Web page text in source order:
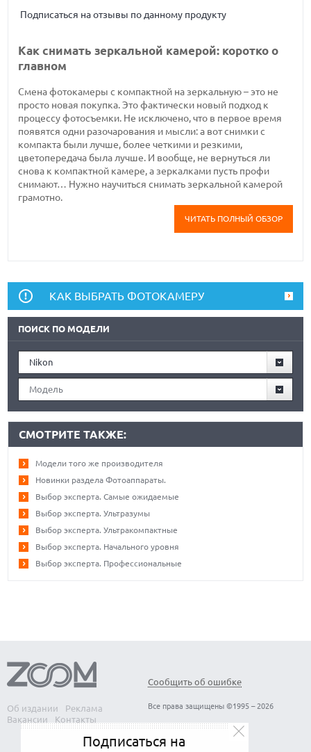
Подписаться на отзывы по данному продукту
Как снимать зеркальной камерой: коротко о
главном
Смена фотокамеры с компактной на зеркальную – это не
просто новая покупка. Это фактически новый подход к
процессу фотосъемки. Не исключено, что в первое время
появятся одни разочарования и мысли: а вот снимки с
компакта были лучше, более четкими и резкими,
цветопередача была лучше. И вообще, не вернуться ли
снова к компактной камере, а зеркалками пусть профи
снимают… Нужно научиться снимать зеркальной камерой
грамотно.
ЧИТАТЬ ПОЛНЫЙ ОБЗОР
КАК ВЫБРАТЬ ФОТОКАМЕРУ
ПОИСК ПО МОДЕЛИ
Nikon
Модель
СМОТРИТЕ ТАКЖЕ:
Модели того же производителя
Новинки раздела Фотоаппараты.
Выбор эксперта. Самые ожидаемые
Выбор эксперта. Ультразумы
Выбор эксперта. Ультракомпактные
Выбор эксперта. Начального уровня
Выбор эксперта. Профессиональные
Об издании
Реклама
Вакансии
Контакты
Сообщить об ошибке
Все права защищены ©1995 – 2026
Подписаться на